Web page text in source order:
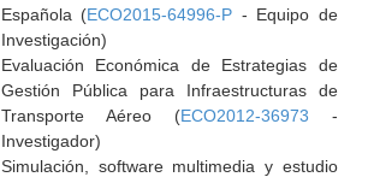
Española (ECO2015-64996-P - Equipo de
Investigación)
Evaluación Económica de Estrategias de
Gestión Pública para Infraestructuras de
Transporte Aéreo (ECO2012-36973 -
Investigador)
Simulación, software multimedia y estudio